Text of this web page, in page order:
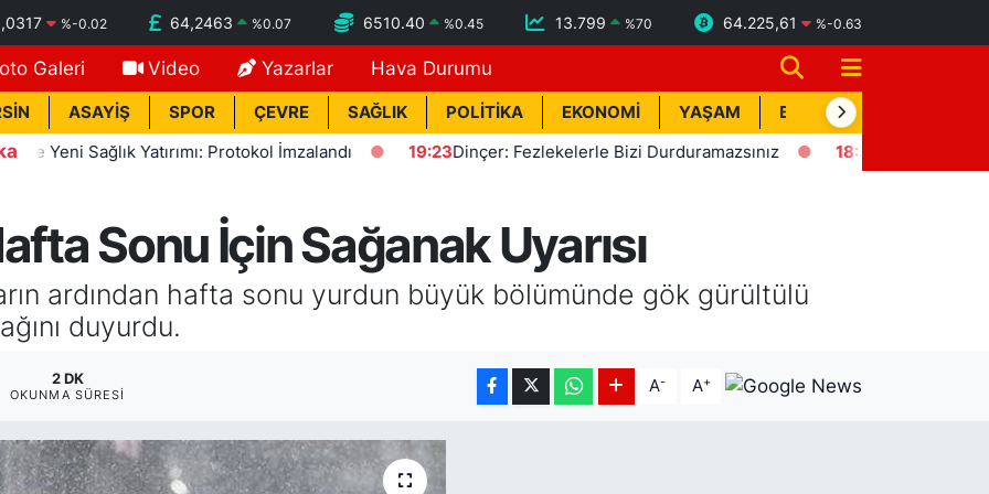
%-0.02 64,2463 %0.07 6510.40 %0.45 13.799 %70 64.225,61 %-0.63
Galeri Video Yazarlar Hava Durumu
ASAYİŞ SPOR ÇEVRE SAĞLIK POLİTİKA EKONOMİ YAŞAM BİK İLAN
Sağlık Yatırımı: Protokol İmzalandı 19:23 Dinçer: Fezlekelerle Bizi Durduramazsınız 18:57 Erdemli'de Deprem!
Sonu İçin Sağanak Uyarısı
ardından hafta sonu yurdun büyük bölümünde gök gürültülü
duyurdu.
2 DK
OKUNMA SÜRESI A- A+